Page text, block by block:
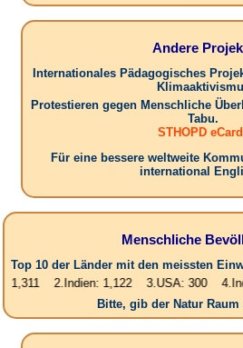
Andere
Internationales Pädagogisches
Protestieren gegen Menschliche
Tabu.
STHOPD
Für eine bessere weltweite
international
Menschliche
Top 10 der Länder mit den meissten
2.Indien: 1,122 3.USA: 300
Bitte, gib der Natur